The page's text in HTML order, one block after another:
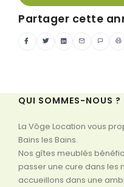
Partager cette
QUI SOMMES-NOUS ?
La Vôge Location vous
Bains les Bains.
Nos gîtes meublés
passer une cure dans les
accueillons dans une